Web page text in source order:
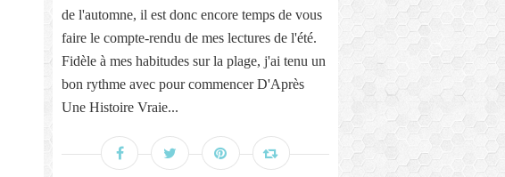
de l'automne, il est donc encore temps de vous
faire le compte-rendu de mes lectures de l'été.
Fidèle à mes habitudes sur la plage, j'ai tenu un
bon rythme avec pour commencer D'Après
Une Histoire Vraie...